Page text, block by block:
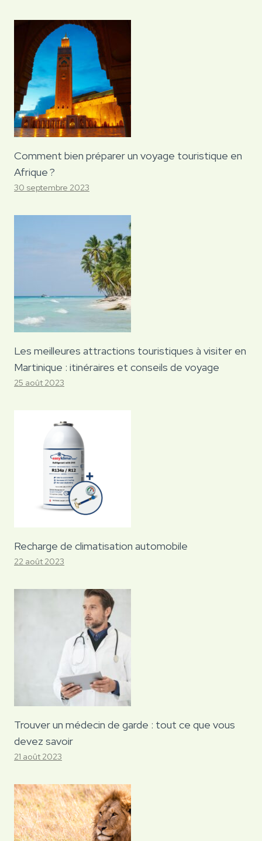
Comment bien préparer un voyage touristique en
Afrique ?
30 septembre 2023
Les meilleures attractions touristiques à visiter en
Martinique : itinéraires et conseils de voyage
25 août 2023
Recharge de climatisation automobile
22 août 2023
Trouver un médecin de garde : tout ce que vous
devez savoir
21 août 2023